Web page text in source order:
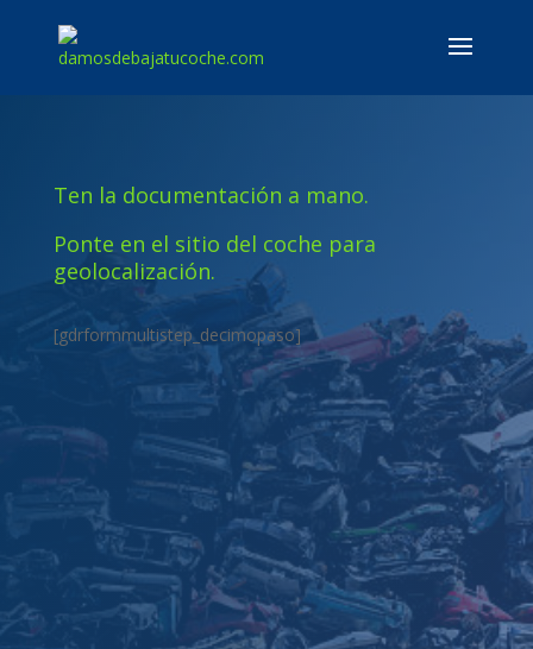
Ten la documentación a mano.
Ponte en el sitio del coche para
geolocalización.
[gdrformmultistep_decimopaso]